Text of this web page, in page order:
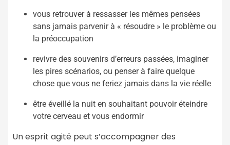
vous retrouver à ressasser les mêmes pensées
sans jamais parvenir à « résoudre » le problème ou
la préoccupation
revivre des souvenirs d’erreurs passées, imaginer
les pires scénarios, ou penser à faire quelque
chose que vous ne feriez jamais dans la vie réelle
être éveillé la nuit en souhaitant pouvoir éteindre
votre cerveau et vous endormir
Un esprit agité peut s’accompagner des